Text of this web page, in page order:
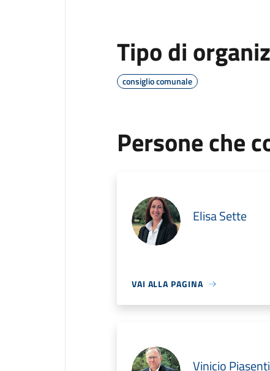
Tipo di
consiglio comunale
Persone che
Elisa Sette
VAI ALLA PAGINA
Vinicio